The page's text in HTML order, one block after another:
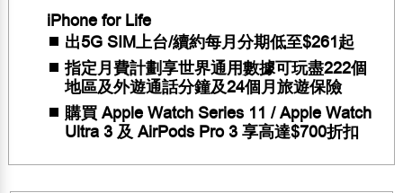
iPhone for Life
出5G SIM上台/續約每月分期低至$261起
指定月費計劃享世界通用數據可玩盡222個
地區及外遊通話分鐘及24個月旅遊保險
購買 Apple Watch Series 11 / Apple Watch
Ultra 3 及 AirPods Pro 3 享高達$700折扣